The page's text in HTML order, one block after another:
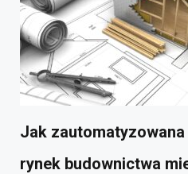
Jak
rynek budownictwa